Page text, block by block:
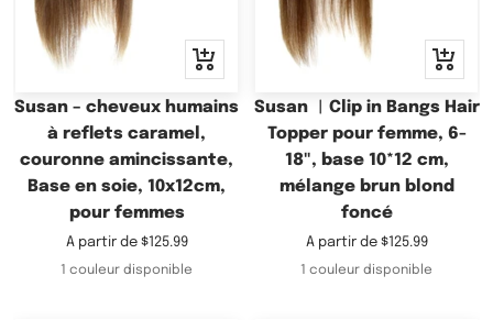
Apercu
rapide
Susan – cheveux humains
à reflets caramel,
couronne amincissante,
Base en soie, 10x12cm,
pour femmes
Prix
de
A partir de $125.99
1 couleur disponible
Apercu
rapide
Susan ︳Clip in Bangs Hair
Topper pour femme, 6-
18", base 10*12 cm,
mélange brun blond
foncé
Prix
de
A partir de $125.99
1 couleur disponible